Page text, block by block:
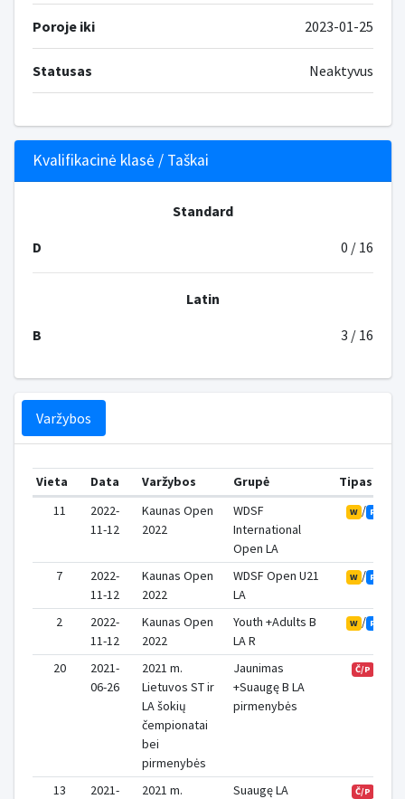
Poroje iki 2023-01-25
Statusas Neaktyvus
Kvalifikacinė klasė / Taškai
Standard
D
0 / 16
Latin
B
3 / 16
Varžybos
Vieta Data Varžybos Grupė Tipas
11
2022-
11-12
Kaunas Open
2022
WDSF
International
Open LA
W / R
7
2022-
11-12
Kaunas Open
2022
WDSF Open U21
LA
W / R
2
2022-
11-12
Kaunas Open
2022
Youth +Adults B
LA R
W / R
20
2021-
06-26
2021 m.
Lietuvos ST ir
LA šokių
čempionatai
bei
pirmenybės
Jaunimas
+Suaugę B LA
pirmenybės
Č/P
13 2021- 2021 m. Suaugę LA Č/P